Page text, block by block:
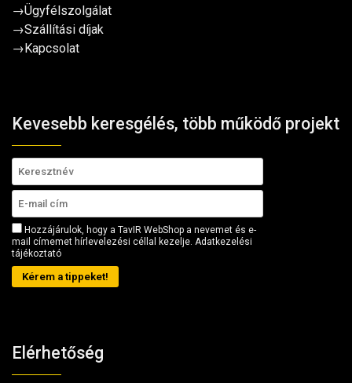
→Ügyfélszolgálat
→Szállítási díjak
→Kapcsolat
Kevesebb keresgélés, több működő projekt
Hozzájárulok, hogy a TavIR WebShop a nevemet és e-
mail címemet hírlevelezési céllal kezelje. Adatkezelési
tájékoztató
Kérem a tippeket!
Elérhetőség